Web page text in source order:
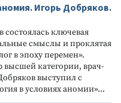
Игорь Добряков.
состоялась ключевая
смыслы и проклятая
в эпоху перемен».
высшей категории, врач-
выступил с
в условиях аномии»...